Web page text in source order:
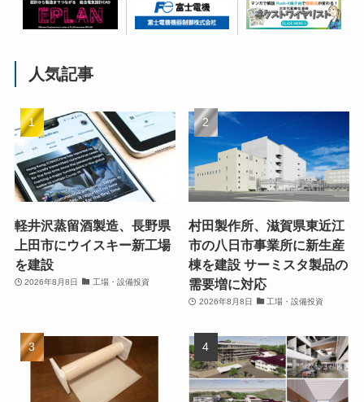
人気記事
軽井沢蒸留酒製造、長野県
上田市にウイスキー新工場
を建設
2026年8月8日 工場・設備投資
村田製作所、滋賀県東近江
市の八日市事業所に新生産
棟を建設 サーミスタ製品の
需要増に対応
2026年8月8日 工場・設備投資